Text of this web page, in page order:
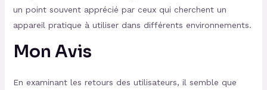
un point souvent apprécié par ceux qui cherchent un
appareil pratique à utiliser dans différents environnements.
Mon Avis
En examinant les retours des utilisateurs, il semble que